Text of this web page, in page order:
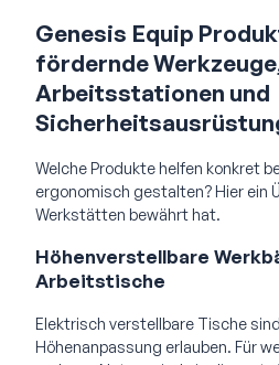
Genesis Equip
fördernde
Arbeitsstationen und
Welche Produkte helfen konkret
ergonomisch gestalten? Hier ein
Werkstätten bewährt hat.
Höhenverstellbare
Arbeitstische
Elektrisch verstellbare Tische
Höhenanpassung erlauben. Für